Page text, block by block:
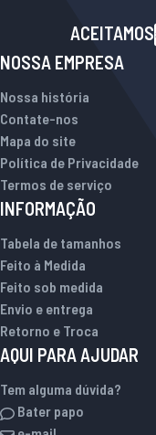
ACEITAMOS
NOSSA EMPRESA
Nossa história
Contate-nos
Mapa do site
Política de Privacidade
Termos de serviço
INFORMAÇÃO
Tabela de tamanhos
Feito à Medida
Feito sob medida
Envio e entrega
Retorno e Troca
AQUI PARA AJUDAR
Tem alguma dúvida?
Bater papo